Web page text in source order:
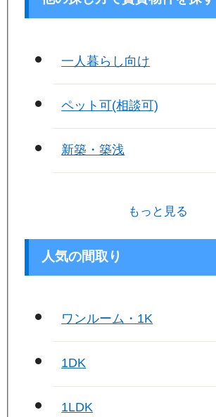
一人暮らし向け
ペット可(相談可)
新築・築浅
もっと見る
人気の間取り
ワンルーム・1K
1DK
1LDK